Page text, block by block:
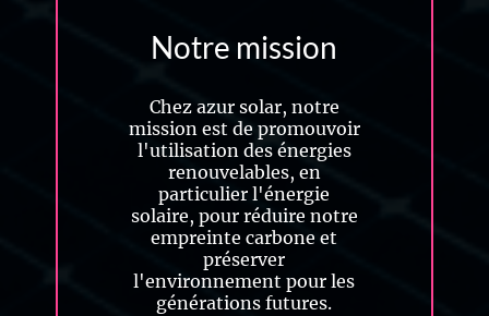
Notre mission
Chez azur solar, notre
mission est de promouvoir
l'utilisation des énergies
renouvelables, en
particulier l'énergie
solaire, pour réduire notre
empreinte carbone et
préserver
l'environnement pour les
générations futures.